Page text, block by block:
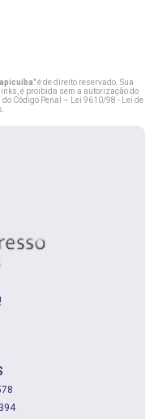
" é de direito reservado. Sua
é proibida sem a autorização do
Código Penal –
Lei 9610/98 - Lei de